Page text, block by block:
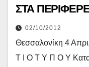
ΣΤΑ
02/10/2012
Θεσσαλονίκη 4
Τ Ι Ο Τ Υ Π Ο Υ